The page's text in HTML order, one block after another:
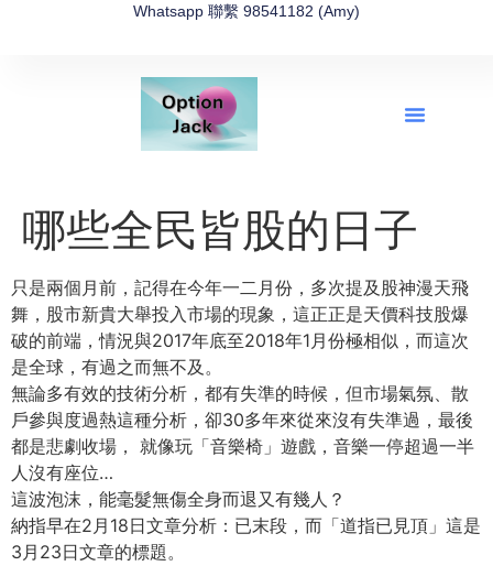
Whatsapp 聯繫 98541182 (Amy)
哪些全民皆股的日子
只是兩個月前，記得在今年一二月份，多次提及股神漫天飛
舞，股市新貴大舉投入市場的現象，這正正是天價科技股爆
破的前端，情況與2017年底至2018年1月份極相似，而這次
是全球，有過之而無不及。
無論多有效的技術分析，都有失準的時候，但市場氣氛、散
戶參與度過熱這種分析，卻30多年來從來沒有失準過，最後
都是悲劇收場， 就像玩「音樂椅」遊戲，音樂一停超過一半
人沒有座位…
這波泡沫，能毫髮無傷全身而退又有幾人？
納指早在2月18日文章分析：已末段，而「道指已見頂」這是
3月23日文章的標題。